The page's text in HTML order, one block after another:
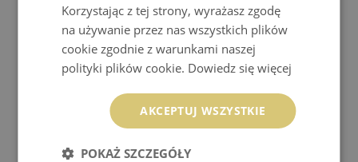
Korzystając z tej strony, wyrażasz zgodę
na używanie przez nas wszystkich plików
cookie zgodnie z warunkami naszej
polityki plików cookie. Dowiedz się więcej
AKCEPTUJ WSZYSTKIE
POKAŻ SZCZEGÓŁY